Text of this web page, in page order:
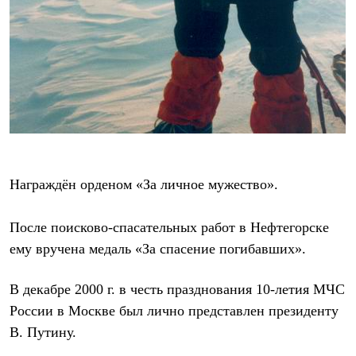
Брюки
Софтшелл одежда
Куртки
Флисовая одежда
Жилеты
Комбинезоны
Термобелье
Палатки
Рюкзаки
Экспедиционные
Легкоходные
Городские
Аксессуары для рюкзаков
Пуховые
Награждён орденом «За личное мужество».
После поисково-спасательных работ в Нефтегорске
ему вручена медаль «За спасение погибавших».
В декабре 2000 г. в честь празднования 10-летия МЧС
России в Москве был лично представлен президенту
В. Путину.